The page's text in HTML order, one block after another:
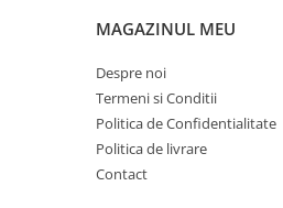
Proiectoare
Scene şi Ring-uri de Dans
Stative si schela lumini
Instrumente Muzicale
Chitare si bass
MAGAZINUL MEU
Despre noi
Termeni si Conditii
Politica de Confidentialitate
Politica de livrare
Contact